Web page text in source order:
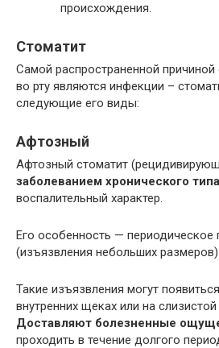
происхождения.
Стоматит
Самой распространенной
во рту являются инфекции –
следующие его виды:
Афтозный
Афтозный стоматит
заболеванием хронического типа
воспалительный характер.
Его особенность — периодическое
(изъязвления небольших размеров)
Такие изъязвления могут
внутренних щеках или на слизистой
Доставляют болезненные
проходить в течение долгого